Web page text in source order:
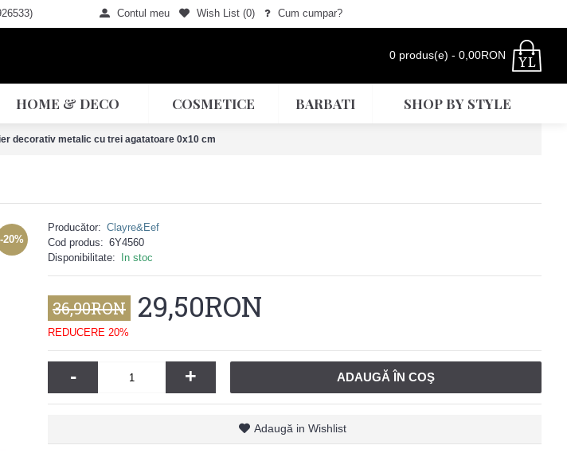
Contul meu Wish List (0) Cum cumpar?
0 produs(e) - 0,00RON
HOME & DECO COSMETICE BARBATI SHOP BY STYLE
decorativ metalic cu trei agatatoare 0x10 cm
-20%
Producător: Clayre&Eef
Cod produs: 6Y4560
Disponibilitate:
In stoc
36,90RON 29,50RON
REDUCERE 20%
- + ADAUGĂ ÎN COŞ
Adaugă in Wishlist